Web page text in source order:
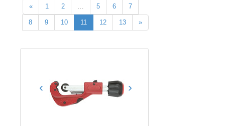
« 1 2 … 5 6 7
8 9 10 11 12 13 »
‹ ›